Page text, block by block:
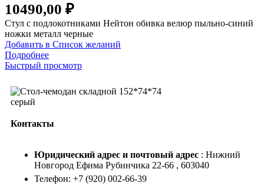
10490,00 ₽
Стул с подлокотниками Нейтон обивка велюр пыльно-синий
ножки металл черные
Добавить в Список желаний
Подробнее
Быстрый просмотр
Контакты
Юридический адрес и почтовый адрес : Нижний
Новгород Ефима Рубинчика 22-66 , 603040
Телефон: +7 (920) 002-66-39